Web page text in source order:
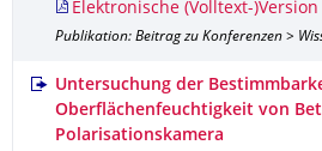
Elektronische (Volltext-)Version
Publikation: Beitrag zu Konferenzen >
Untersuchung der
Oberflächenfeuchtigkeit von
Polarisationskamera